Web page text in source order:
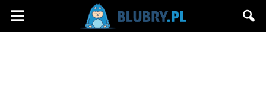
Blubry.pl